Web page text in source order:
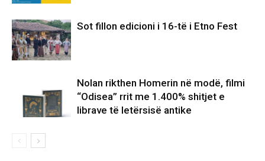
Sot fillon edicioni i 16-të i Etno Fest
Nolan rikthen Homerin në modë, filmi
“Odisea” rrit me 1.400% shitjet e
librave të letërsisë antike